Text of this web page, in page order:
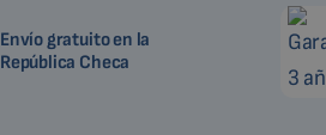
Envío gratuito en la
República Checa